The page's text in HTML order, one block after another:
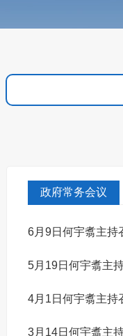
政府常务会议
6月9日何宇翥主持
5月19日何宇翥主
4月1日何宇翥主持
3月14日何宇翥主